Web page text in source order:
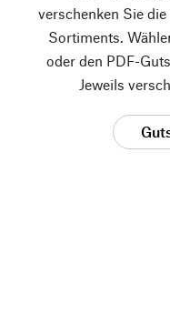
verschenken Sie
Sortiments.
oder den PDF-
Jeweils